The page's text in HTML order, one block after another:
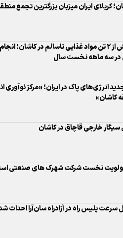
کربلای ایران میزبان بزرگترین تجمع
در سه ماهه نخست سال
انرژی‌های پاک در ایران؛ «مرکز نوآوری
کاشان»
خارجی قاچاق در کاشان
اولویت نخست شرکت شهرک های صنعتی
سرعت پلیس راه در آزادراه سان‌آرا احداث